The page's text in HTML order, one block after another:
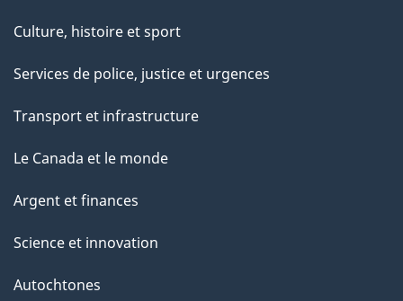
Culture, histoire et sport
Services de police, justice et urgences
Transport et infrastructure
Le Canada et le monde
Argent et finances
Science et innovation
Autochtones